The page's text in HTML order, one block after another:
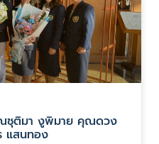
ชุติมา งูพิมาย คุณดวง
แสนทอง